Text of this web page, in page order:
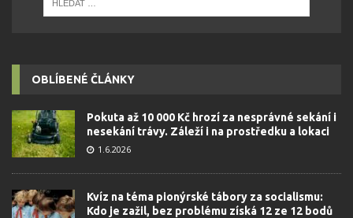
OBLÍBENÉ ČLÁNKY
Pokuta až 10 000 Kč hrozí za nesprávné sekání i
nesekání trávy. Záleží i na prostředku a lokaci
1.6.2026
Kvíz na téma pionýrské tábory za socialismu:
Kdo je zažil, bez problému získá 12 ze 12 bodů